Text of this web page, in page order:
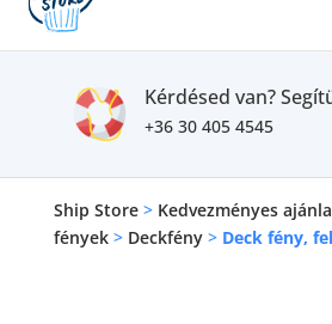
Kérdésed van?
+36 30 405 4545
Ship Store> Kedvezményes
fények> Deckfény> Deck fény,